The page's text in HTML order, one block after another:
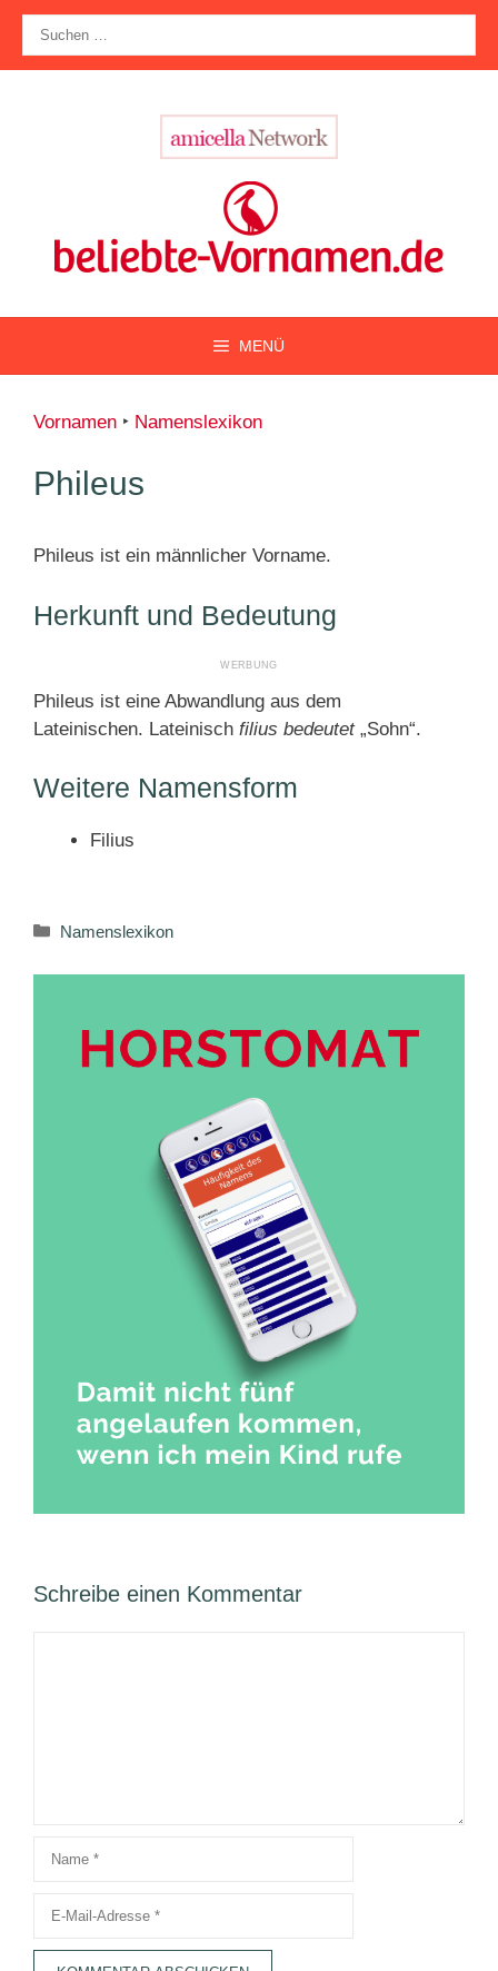
Zum
Inhalt
springen
nach:
MENÜ
Vornamen ‣ Namenslexikon
Phileus
Phileus ist ein männlicher Vorname.
Herkunft und Bedeutung
Phileus ist eine Abwandlung aus dem
Lateinischen. Lateinisch filius bedeutet„Sohn“.
Weitere Namensform
Filius
Kategorien
Namenslexikon
Schreibe einen Kommentar
Name